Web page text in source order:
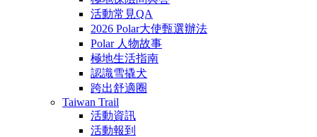
活動常見QA
2026 Polar大使甄選辦法
Polar 人物故事
極地生活指南
認識雪撬犬
跨出舒適圈
Taiwan Trail
活動資訊
活動報到